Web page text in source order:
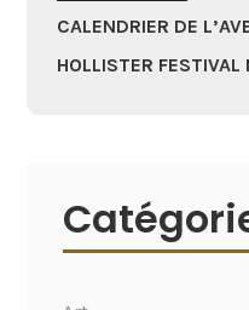
CALENDRIER DE
HOLLISTER FESTIVAL